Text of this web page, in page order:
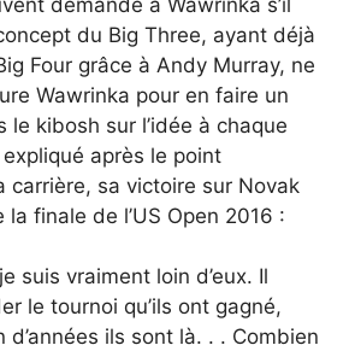
du Big Three, ayant déjà
Four grâce à Andy Murray, ne
Wawrinka pour en faire un
le kibosh sur l’idée à chaque
expliqué après le point
carrière, sa victoire sur Novak
la finale de l’US Open 2016 :
suis vraiment loin d’eux. Il
le tournoi qu’ils ont gagné,
d’années ils sont là. . . Combien